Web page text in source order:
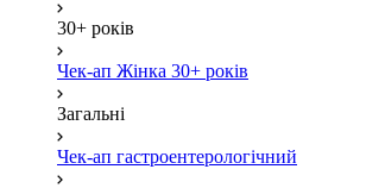
30+ років
Чек-ап Жінка 30+ років
Загальні
Чек-ап гастроентерологічний